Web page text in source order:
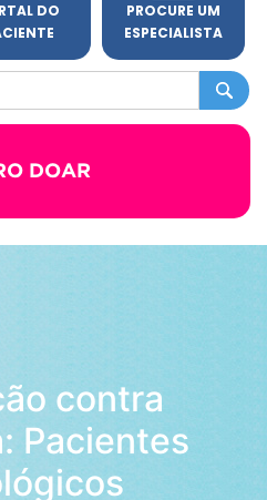
DO
PROCURE UM
ESPECIALISTA
DOAR
contra
Pacientes